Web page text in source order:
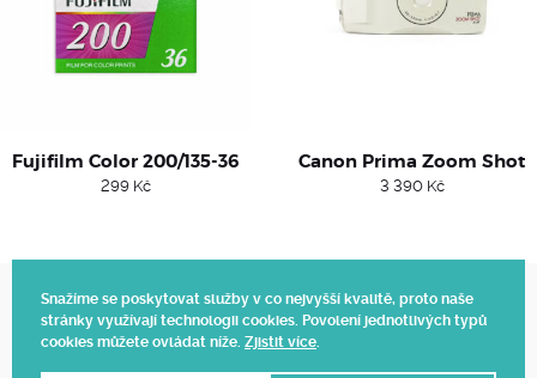
Snažíme se poskytovat služby v co nejvyšší kvalitě, proto naše
stránky využívají technologii cookies. Povolení jednotlivých typů
cookies můžete ovládat níže. Zjistit více.
Fujifilm Color 200/135-36
299 Kč
Canon Prima Zoom Shot
3 390 Kč
Web vytvořil Polagraph
© 2025.